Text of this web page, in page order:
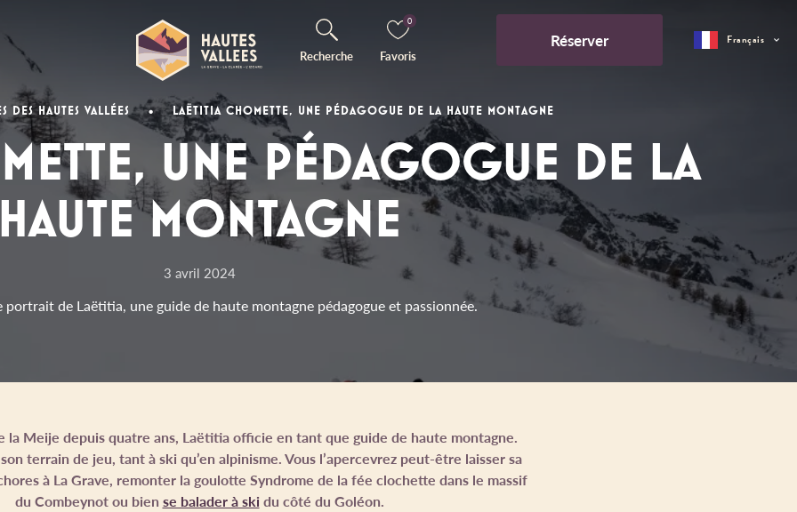
Recherche
0
Favoris
Réserver Français
DES HAUTES VALLÉES • LAËTITIA CHOMETTE, UNE PÉDAGOGUE DE LA HAUTE MONTAGNE
UNE PÉDAGOGUE DE LA
MONTAGNE
3 avril 2024
portrait de Laëtitia, une guide de haute montagne pédagogue et passionnée.
la Meije depuis quatre ans, Laëtitia officie en tant que guide de haute montagne.
terrain de jeu, tant à ski qu’en alpinisme. Vous l’apercevrez peut-être laisser sa
à La Grave, remonter la goulotte Syndrome de la fée clochette dans le massif
du Combeynot ou bien se balader à ski du côté du Goléon.